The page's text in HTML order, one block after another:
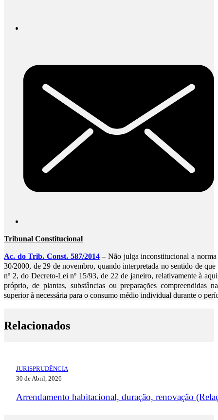
Tribunal Constitucional
Ac. do Trib. Const. 587/2014– Não julga inconstitucional a norma
30/2000, de 29 de novembro, quando interpretada no sentido de
nº 2, do Decreto-Lei nº 15/93, de 22 de janeiro, relativamente à
próprio, de plantas, substâncias ou preparações compreendidas
superior à necessária para o consumo médio individual durante o
Relacionados
JURISPRUDÊNCIA
30 de Abril, 2026
Arrendamento habitacional, duração, renovação